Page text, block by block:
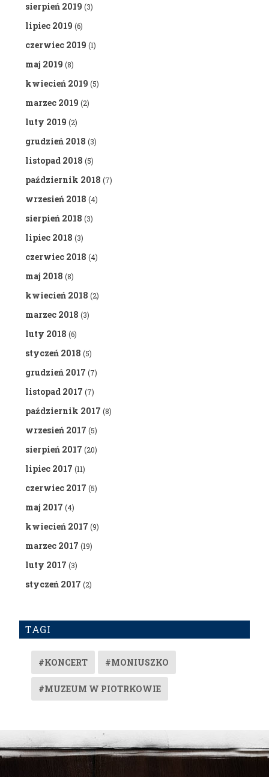
sierpień 2019 (3)
lipiec 2019 (6)
czerwiec 2019 (1)
maj 2019 (8)
kwiecień 2019 (5)
marzec 2019 (2)
luty 2019 (2)
grudzień 2018 (3)
listopad 2018 (5)
październik 2018 (7)
wrzesień 2018 (4)
sierpień 2018 (3)
lipiec 2018 (3)
czerwiec 2018 (4)
maj 2018 (8)
kwiecień 2018 (2)
marzec 2018 (3)
luty 2018 (6)
styczeń 2018 (5)
grudzień 2017 (7)
listopad 2017 (7)
październik 2017 (8)
wrzesień 2017 (5)
sierpień 2017 (20)
lipiec 2017 (11)
czerwiec 2017 (5)
maj 2017 (4)
kwiecień 2017 (9)
marzec 2017 (19)
luty 2017 (3)
styczeń 2017 (2)
TAGI
#KONCERT #MONIUSZKO
#MUZEUM W PIOTRKOWIE